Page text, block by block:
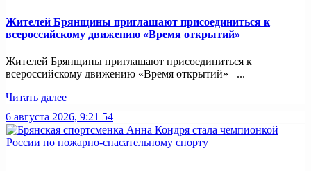
Жителей Брянщины приглашают присоединиться к
всероссийскому движению «Время открытий»
Жителей Брянщины приглашают присоединиться к
всероссийскому движению «Время открытий» ...
Читать далее
6 августа 2026, 9:21 54